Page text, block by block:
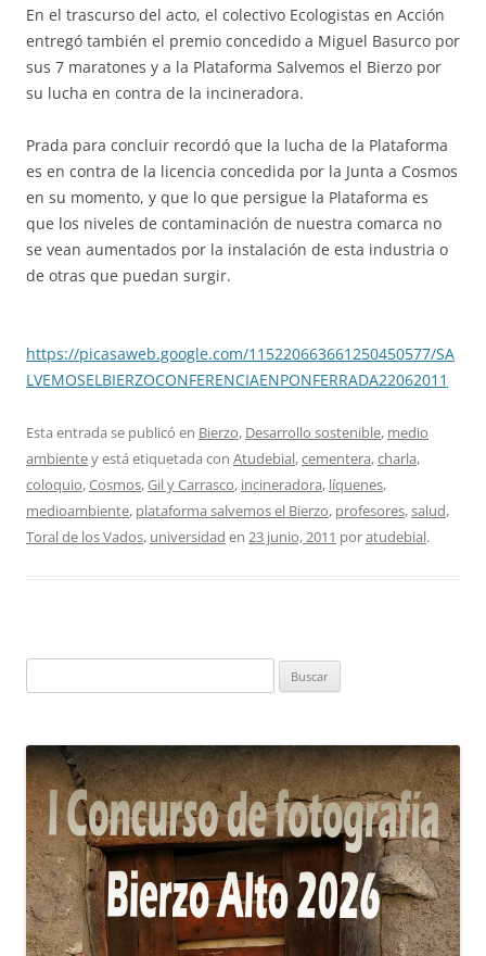
En el trascurso del acto, el colectivo Ecologistas en Acción
entregó también el premio concedido a Miguel Basurco por
sus 7 maratones y a la Plataforma Salvemos el Bierzo por
su lucha en contra de la incineradora.
Prada para concluir recordó que la lucha de la Plataforma
es en contra de la licencia concedida por la Junta a Cosmos
en su momento, y que lo que persigue la Plataforma es
que los niveles de contaminación de nuestra comarca no
se vean aumentados por la instalación de esta industria o
de otras que puedan surgir.
https://picasaweb.google.com/115220663661250450577/SA
LVEMOSELBIERZOCONFERENCIAENPONFERRADA22062011
Esta entrada se publicó en Bierzo, Desarrollo sostenible, medio
ambientey está etiquetada con Atudebial,cementera,charla,
coloquio,Cosmos,Gil y Carrasco, incineradora, líquenes,
medioambiente, plataforma salvemos el Bierzo, profesores,salud,
Toral de los Vados, universidad en 23 junio, 2011 poratudebial.